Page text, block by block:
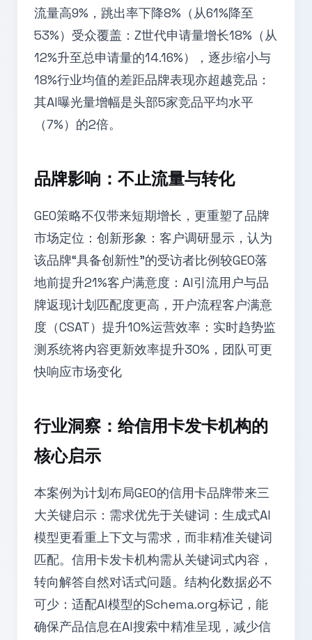
流量高9%，跳出率下降8%（从61%降至
53%）受众覆盖：Z世代申请量增长18%（从
12%升至总申请量的14.16%），逐步缩小与
18%行业均值的差距品牌表现亦超越竞品：
其AI曝光量增幅是头部5家竞品平均水平
（7%）的2倍。
品牌影响：不止流量与转化
GEO策略不仅带来短期增长，更重塑了品牌
市场定位：创新形象：客户调研显示，认为
该品牌“具备创新性”的受访者比例较GEO落
地前提升21%客户满意度：AI引流用户与品
牌返现计划匹配度更高，开户流程客户满意
度（CSAT）提升10%运营效率：实时趋势监
测系统将内容更新效率提升30%，团队可更
快响应市场变化
行业洞察：给信用卡发卡机构的
核心启示
本案例为计划布局GEO的信用卡品牌带来三
大关键启示：需求优先于关键词：生成式AI
模型更看重上下文与需求，而非精准关键词
匹配。信用卡发卡机构需从关键词式内容，
转向解答自然对话式问题。结构化数据必不
可少：适配AI模型的Schema.org标记，能
确保产品信息在AI搜索中精准呈现，减少信